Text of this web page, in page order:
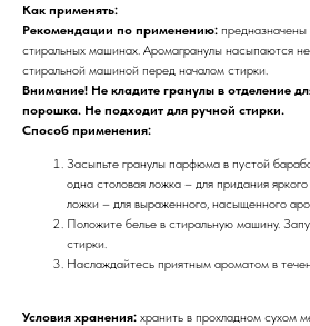
Как применять:
Рекомендации по применению: предназначены
стиральных машинах. Аромагранулы насыпаются
стиральной машиной перед началом стирки.
Внимание! Не кладите гранулы в отделение
порошка. Не подходит для ручной стирки.
Способ применения:
Засыпьте гранулы парфюма в пустой
одна столовая ложка – для придания
ложки – для выраженного, насыщенного
Положите белье в стиральную машину.
стирки.
Наслаждайтесь приятным ароматом в
Условия хранения: хранить в прохладном сухом